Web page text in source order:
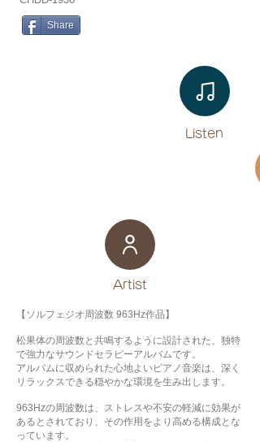
Share
Listen​
​Artist
【ソルフェジオ周波数 963Hz作品】
松果体の周波数と共鳴するように設計された、独特
で強力なサウンドセラピーアルバムです。
アルバムに収められた心地よいピアノ音楽は、深く
リラックスできる穏やかな環境を生み出します。
963Hzの周波数は、ストレスや不安の軽減に効果が
あるとされており、その作用をより高める構成とな
っています。